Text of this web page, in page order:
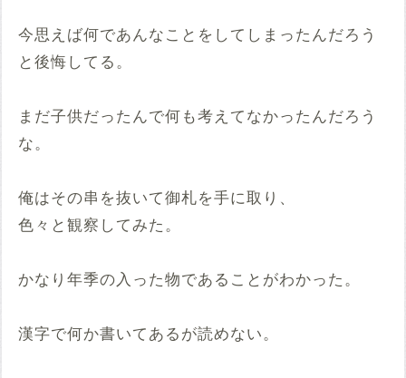
今思えば何であんなことをしてしまったんだろう
と後悔してる。
まだ子供だったんで何も考えてなかったんだろう
な。
俺はその串を抜いて御札を手に取り、
色々と観察してみた。
かなり年季の入った物であることがわかった。
漢字で何か書いてあるが読めない。